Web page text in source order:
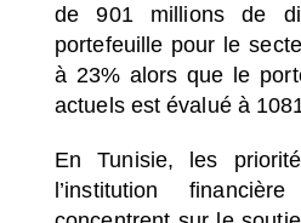
de 901 millions de
portefeuille pour le
à 23% alors que le
actuels est évalué à
En Tunisie, les
l’institution